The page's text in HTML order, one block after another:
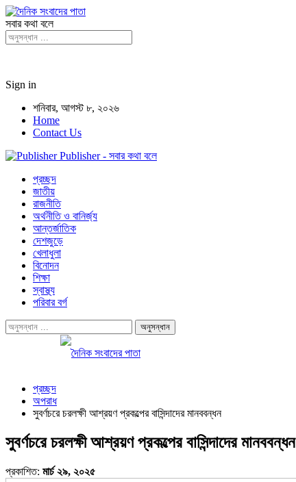
সবার কথা বলে
Sign in
শনিবার, আগস্ট ৮, ২০২৬
Home
Contact Us
Publisher - সবার কথা বলে
প্রচ্ছদ
জাতীয়
রাজনীতি
অর্থনীতি ও বানির্জ্য
আন্তর্জাতিক
দেশজুড়ে
খেলাধুলা
বিনোদন
শিক্ষা
স্বাস্থ্য
পরিবার বর্গ
প্রচ্ছদ
অপরাধ
সুবর্ণচরে চরলক্ষী আশ্রয়ণ প্রকল্পের বাসিন্দাদের মানববন্ধন
সুবর্ণচরে চরলক্ষী আশ্রয়ণ প্রকল্পের বাসিন্দাদের মানববন্ধন
প্রকাশিত: মার্চ ২৯, ২০২৫